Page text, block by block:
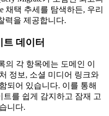
채택 추세를 탐색하든, 우리
력을 제공합니다.
데이터
의 각 항목에는 도메인 이
정보, 소셜 미디어 링크와
되어 있습니다. 이를 통해
트를 쉽게 감지하고 잠재 고
니다.